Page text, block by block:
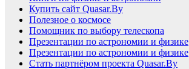
Купить сайт Quasar.By
Полезное о космосе
Помощник по выбору телескопа
Презентации по астрономии и физике
Презентации по астрономии и физике
Стать партнёром проекта Quasar.By